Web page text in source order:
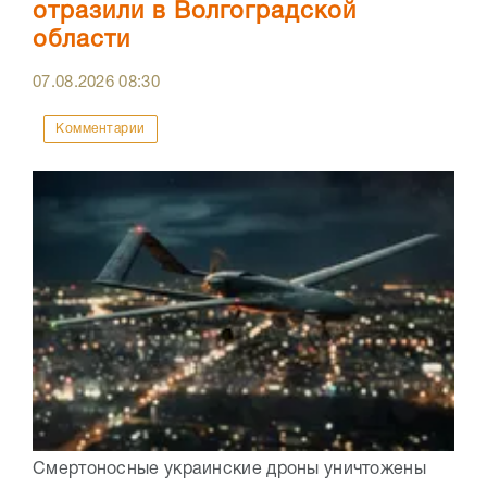
отразили в Волгоградской
области
07.08.202608:30
Комментарии
Смертоносные украинские дроны уничтожены